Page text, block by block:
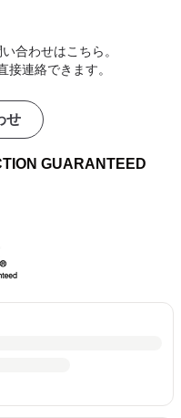
合わせはこちら。
接連絡できます。
せ
GUARANTEED